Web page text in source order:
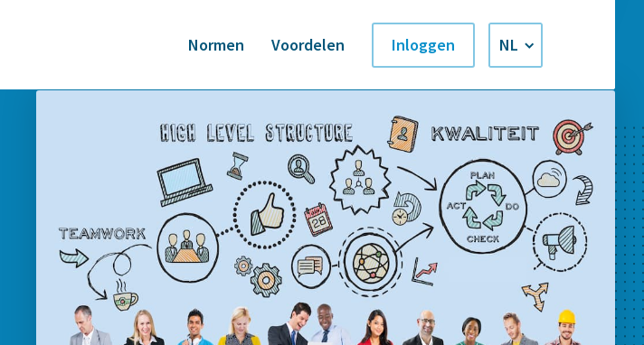
Normen Voordelen Inloggen NL
EN